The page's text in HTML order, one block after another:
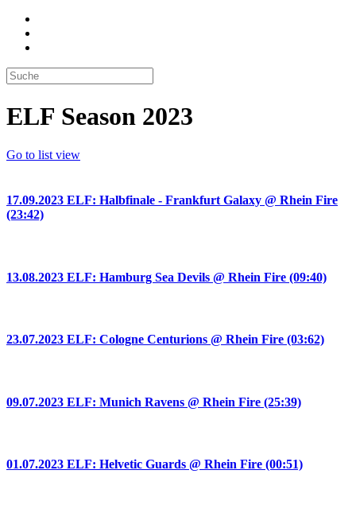
ELF Season 2023
Go to list view
17.09.2023 ELF: Halbfinale - Frankfurt Galaxy @ Rhein Fire
(23:42)
13.08.2023 ELF: Hamburg Sea Devils @ Rhein Fire (09:40)
23.07.2023 ELF: Cologne Centurions @ Rhein Fire (03:62)
09.07.2023 ELF: Munich Ravens @ Rhein Fire (25:39)
01.07.2023 ELF: Helvetic Guards @ Rhein Fire (00:51)